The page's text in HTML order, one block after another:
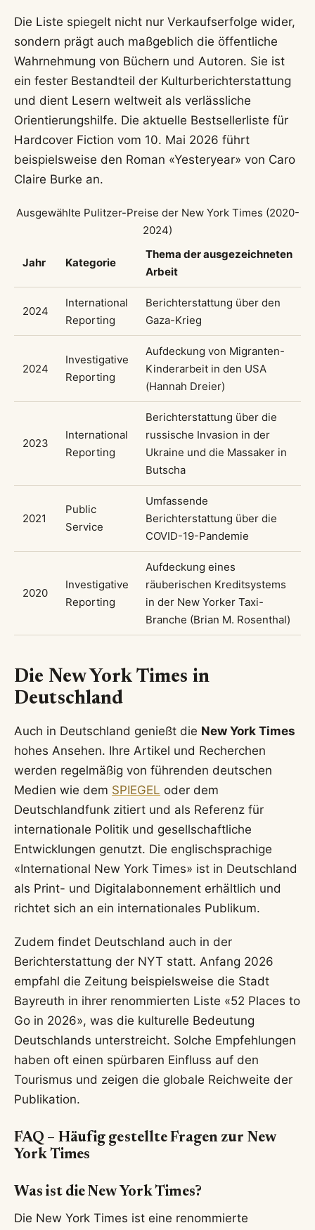
Die Liste spiegelt nicht nur Verkaufserfolge wider,
sondern prägt auch maßgeblich die öffentliche
Wahrnehmung von Büchern und Autoren. Sie ist
ein fester Bestandteil der Kulturberichterstattung
und dient Lesern weltweit als verlässliche
Orientierungshilfe. Die aktuelle Bestsellerliste für
Hardcover Fiction vom 10. Mai 2026 führt
beispielsweise den Roman «Yesteryear» von Caro
Claire Burke an.
Ausgewählte Pulitzer-Preise der New York Times (2020-
2024)
Jahr Kategorie
Thema der ausgezeichneten
Arbeit
2024
International
Reporting
Berichterstattung über den
Gaza-Krieg
2024
Investigative
Reporting
Aufdeckung von Migranten-
Kinderarbeit in den USA
(Hannah Dreier)
2023
International
Reporting
Berichterstattung über die
russische Invasion in der
Ukraine und die Massaker in
Butscha
2021
Public
Service
Umfassende
Berichterstattung über die
COVID-19-Pandemie
2020
Investigative
Reporting
Aufdeckung eines
räuberischen Kreditsystems
in der New Yorker Taxi-
Branche (Brian M. Rosenthal)
Die New York Times in
Deutschland
Auch in Deutschland genießt die New York Times
hohes Ansehen. Ihre Artikel und Recherchen
werden regelmäßig von führenden deutschen
Medien wie dem SPIEGEL oder dem
Deutschlandfunk zitiert und als Referenz für
internationale Politik und gesellschaftliche
Entwicklungen genutzt. Die englischsprachige
«International New York Times» ist in Deutschland
als Print- und Digitalabonnement erhältlich und
richtet sich an ein internationales Publikum.
Zudem findet Deutschland auch in der
Berichterstattung der NYT statt. Anfang 2026
empfahl die Zeitung beispielsweise die Stadt
Bayreuth in ihrer renommierten Liste «52 Places to
Go in 2026», was die kulturelle Bedeutung
Deutschlands unterstreicht. Solche Empfehlungen
haben oft einen spürbaren Einfluss auf den
Tourismus und zeigen die globale Reichweite der
Publikation.
FAQ – Häufig gestellte Fragen zur New
York Times
Was ist die New York Times?
Die New York Times ist eine renommierte